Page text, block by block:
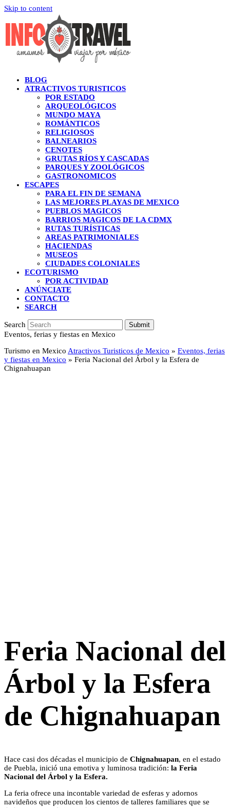
Skip to content
BLOG
ATRACTIVOS TURISTICOS
POR ESTADO
ARQUEOLÓGICOS
MUNDO MAYA
ROMÁNTICOS
RELIGIOSOS
BALNEARIOS
CENOTES
GRUTAS RÍOS Y CASCADAS
PARQUES Y ZOOLÓGICOS
GASTRONOMICOS
ESCAPES
PARA EL FIN DE SEMANA
LAS MEJORES PLAYAS DE MEXICO
PUEBLOS MAGICOS
BARRIOS MAGICOS DE LA CDMX
RUTAS TURÍSTICAS
AREAS PATRIMONIALES
HACIENDAS
MUSEOS
CIUDADES COLONIALES
ECOTURISMO
POR ACTIVIDAD
ANÚNCIATE
CONTACTO
SEARCH
Search Submit
Eventos, ferias y fiestas en Mexico
Turismo en Mexico Atractivos Turisticos de Mexico » Eventos, ferias
y fiestas en Mexico » Feria Nacional del Árbol y la Esfera de
Chignahuapan
Feria Nacional del
Árbol y la Esfera
de Chignahuapan
Hace casi dos décadas el municipio de Chignahuapan, en el estado
de Puebla, inició una emotiva y luminosa tradición: la Feria
Nacional del Árbol y la Esfera.
La feria ofrece una incontable variedad de esferas y adornos
navideños que producen los cientos de talleres familiares que se